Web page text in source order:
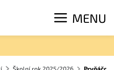
MENU
Školní rok 2025/2026 Prvňáčci